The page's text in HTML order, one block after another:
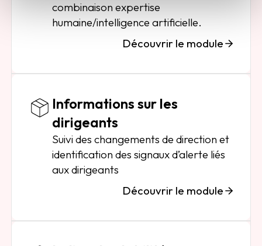
combinaison expertise
humaine/intelligence artificielle.
Découvrir le module
Informations sur les
dirigeants
Suivi des changements de direction et
identification des signaux d’alerte liés
aux dirigeants
Découvrir le module